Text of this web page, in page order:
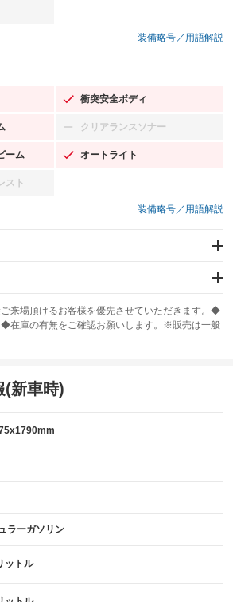
装備略号／用語解説
衝突安全ボディ
：装備あり
クリアランスソナー
：装備なし
ーム オートライト
：装備あり
スト
装備略号／用語解説
手席/サイド
ABS
ご来場頂けるお客様を優先させていただきます。◆
在庫の有無をご確認お願いします。※販売は一般
(新車時)
ラーガソリン
ットル